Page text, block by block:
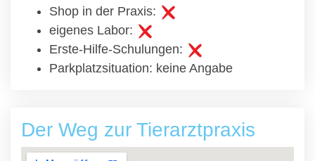
Shop in der Praxis:
eigenes Labor:
Erste-Hilfe-Schulungen:
Parkplatzsituation: keine Angabe
Der Weg zur Tierarztpraxis